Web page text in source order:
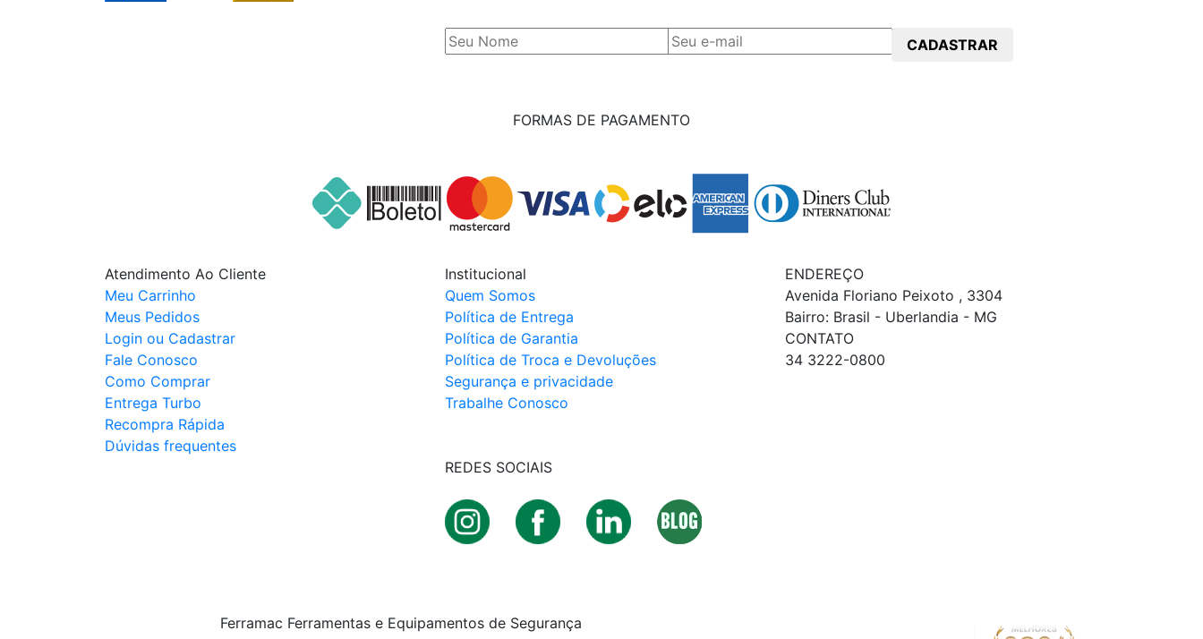
CADASTRAR
FORMAS DE PAGAMENTO
Atendimento Ao Cliente
Meu Carrinho
Meus Pedidos
Login ou Cadastrar
Fale Conosco
Como Comprar
Entrega Turbo
Recompra Rápida
Dúvidas frequentes
Institucional
Quem Somos
Política de Entrega
Política de Garantia
Política de Troca e Devoluções
Segurança e privacidade
Trabalhe Conosco
ENDEREÇO
Avenida Floriano Peixoto , 3304
Bairro: Brasil - Uberlandia - MG
CONTATO
34 3222-0800
REDES SOCIAIS
Ferramac Ferramentas e Equipamentos de Segurança